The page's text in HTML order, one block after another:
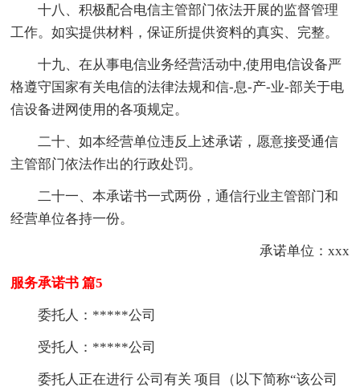
十八、积极配合电信主管部门依法开展的监督管理
工作。如实提供材料，保证所提供资料的真实、完整。
十九、在从事电信业务经营活动中,使用电信设备严
格遵守国家有关电信的法律法规和信-息-产-业-部关于电
信设备进网使用的各项规定。
二十、如本经营单位违反上述承诺，愿意接受通信
主管部门依法作出的行政处罚。
二十一、本承诺书一式两份，通信行业主管部门和
经营单位各持一份。
承诺单位：xxx
服务承诺书 篇5
委托人：*****公司
受托人：*****公司
委托人正在进行 公司有关 项目（以下简称“该公司